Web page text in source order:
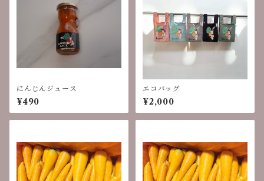
にんじんジュース
¥490
エコバッグ
¥2,000